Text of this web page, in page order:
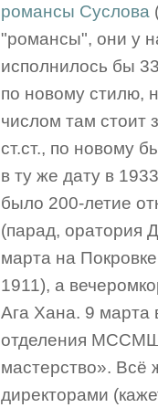
романсы Суслова
"романсы", они у
исполнилось бы
по новому стилю,
числом там стоит
ст.ст., по новому
в ту же дату в
было 200-летие
(парад, оратория
марта на
1911), а
Ага Хана. 9 марта
отделения МССМШ
мастерство». Всё
директорами